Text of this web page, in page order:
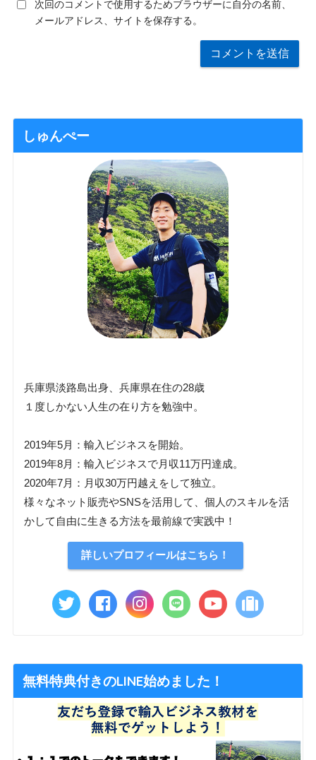
次回のコメントで使用するためブラウザーに自分の名前、
メールアドレス、サイトを保存する。
しゅんぺー
兵庫県淡路島出身、兵庫県在住の28歳
１度しかない人生の在り方を勉強中。
2019年5月：輸入ビジネスを開始。
2019年8月：輸入ビジネスで月収11万円達成。
2020年7月：月収30万円越えをして独立。
様々なネット販売やSNSを活用して、個人のスキルを活
かして自由に生きる方法を最前線で実践中！
詳しいプロフィールはこちら！
無料特典付きのLINE始めました！